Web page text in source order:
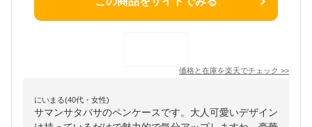
価格と在庫を楽天でチェック >>
にいまる(40代・女性)
サマンサタバサのペンケースです。大人可愛いデザイン